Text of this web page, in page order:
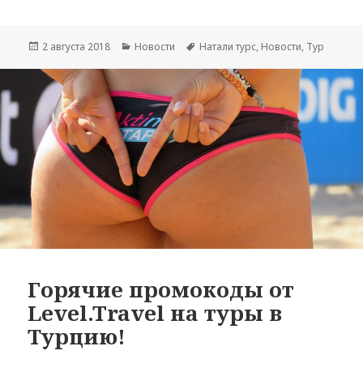
Опубликовано
2 августа 2018 Рубрики
Новости Метки
Натали турс, Новости, Тур
Горячие промокоды от
Level.Travel на туры в
Турцию!